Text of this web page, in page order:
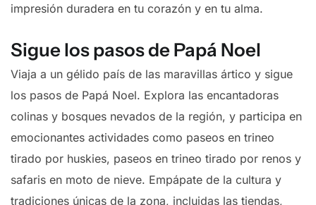
impresión duradera en tu corazón y en tu alma.
Sigue los pasos de Papá Noel
Viaja a un gélido país de las maravillas ártico y sigue
los pasos de Papá Noel. Explora las encantadoras
colinas y bosques nevados de la región, y participa en
emocionantes actividades como paseos en trineo
tirado por huskies, paseos en trineo tirado por renos y
safaris en moto de nieve. Empápate de la cultura y
tradiciones únicas de la zona, incluidas las tiendas,